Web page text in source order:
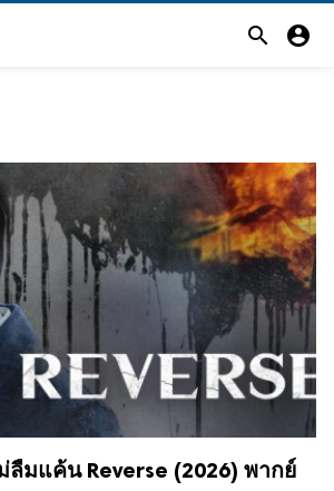
 
ลืมแค้น Reverse (2026) พากย์